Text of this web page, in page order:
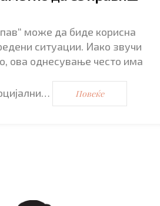
може да биде корисна
ситуации. Иако звучи
ова однесување често има
Повеќе